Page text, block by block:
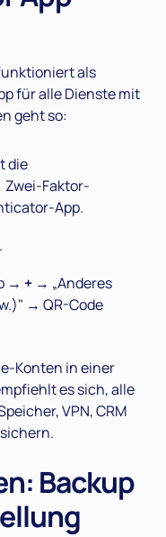
als
für alle Dienste mit
geht so:
die
Faktor-
App.
→ + → „Anderes
→ QR-Code
Konten in einer
es sich, alle
VPN, CRM
Backup